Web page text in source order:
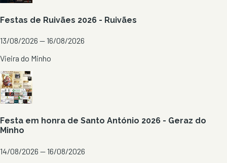
Festas de Ruivães 2026 - Ruivães
13/08/2026 — 16/08/2026
Vieira do Minho
Festa em honra de Santo António 2026 - Geraz do
Minho
14/08/2026 — 16/08/2026